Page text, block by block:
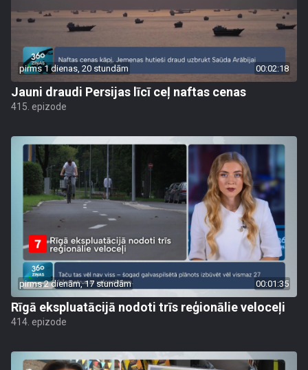
pirms 1 dienas, 20 stundām 00:02:18
Jauni draudi Persijas līcī ceļ naftas cenas
415. epizode
pirms 2 dienām, 17 stundām 00:01:35
Rīgā ekspluatācijā nodoti trīs reģionālie veloceļi
414. epizode